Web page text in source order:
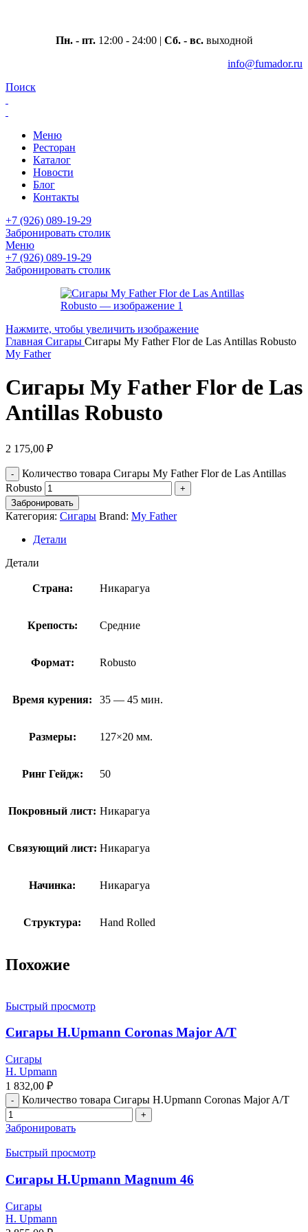
Пн. - пт.12:00 - 24:00 | Сб. - вс.выходной
info@fumador.ru
Поиск
Меню
Ресторан
Каталог
Новости
Блог
Контакты
+7 (926) 089-19-29
Забронировать столик
Меню
+7 (926) 089-19-29
Забронировать столик
Нажмите, чтобы увеличить изображение
Главная Сигары Сигары My Father Flor de Las Antillas Robusto
My Father
Сигары My Father Flor de Las
Antillas Robusto
2 175,00 ₽
Количество товара Сигары My Father Flor de Las Antillas
Robusto
Забронировать
Категория: Сигары Brand: My Father
Детали
Детали
Страна: Никарагуа
Крепость: Средние
Формат: Robusto
Время курения: 35 — 45 мин.
Размеры: 127×20 мм.
Ринг Гейдж: 50
Покровный лист: Никарагуа
Связующий лист: Никарагуа
Начинка: Никарагуа
Структура: Hand Rolled
Похожие
Быстрый просмотр
Сигары H.Upmann Coronas Major A/T
Сигары
H. Upmann
1 832,00 ₽
Количество товара Сигары H.Upmann Coronas Major A/T
Забронировать
Быстрый просмотр
Сигары H.Upmann Magnum 46
Сигары
H. Upmann